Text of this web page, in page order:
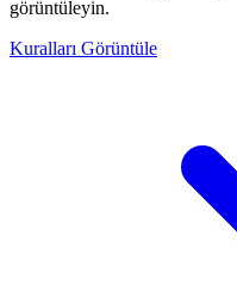
görüntüleyin.
Kuralları Görüntüle